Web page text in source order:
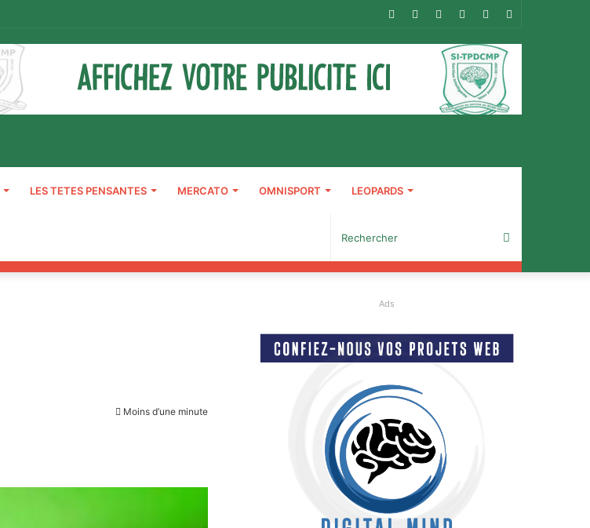
Connexion
YouTube
Twitter
Facebook
RSS
LES TETES PENSANTES MERCATO OMNISPORT LEOPARDS
Rechercher
Moins d’une minute
Ads